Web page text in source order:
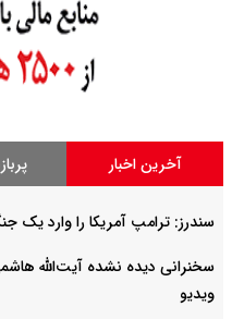
آخرین اخبار
سندرز: ترامپ آمریکا را وارد یک
ویدیو